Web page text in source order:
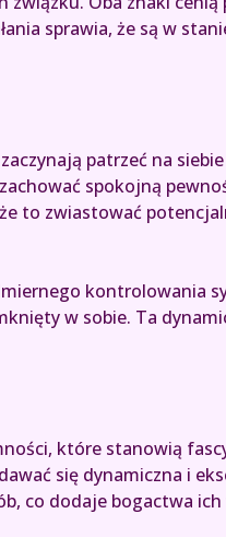
sprawia, że są w
patrzeć na
spokojną
to zwiastować
kontrolowania
w sobie. Ta
które stanowią
się dynamiczna i
co dodaje bogactwa